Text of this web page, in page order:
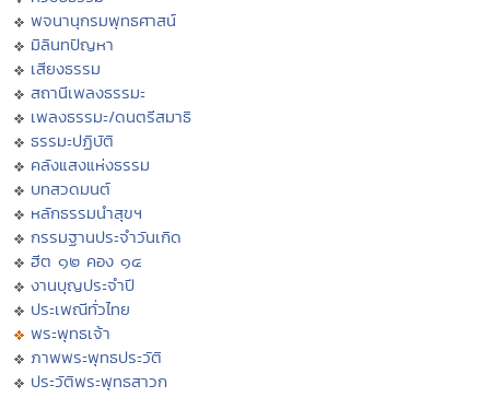
พจนานุกรมพุทธศาสน์
มิลินทปัญหา
เสียงธรรม
สถานีเพลงธรรมะ
เพลงธรรมะ/ดนตรีสมาธิ
ธรรมะปฏิบัติ
คลังแสงแห่งธรรม
บทสวดมนต์
หลักธรรมนำสุขฯ
กรรมฐานประจำวันเกิด
ฮีต ๑๒ คอง ๑๔
งานบุญประจำปี
ประเพณีทั่วไทย
พระพุทธเจ้า
ภาพพระพุทธประวัติ
ประวัติพระพุทธสาวก